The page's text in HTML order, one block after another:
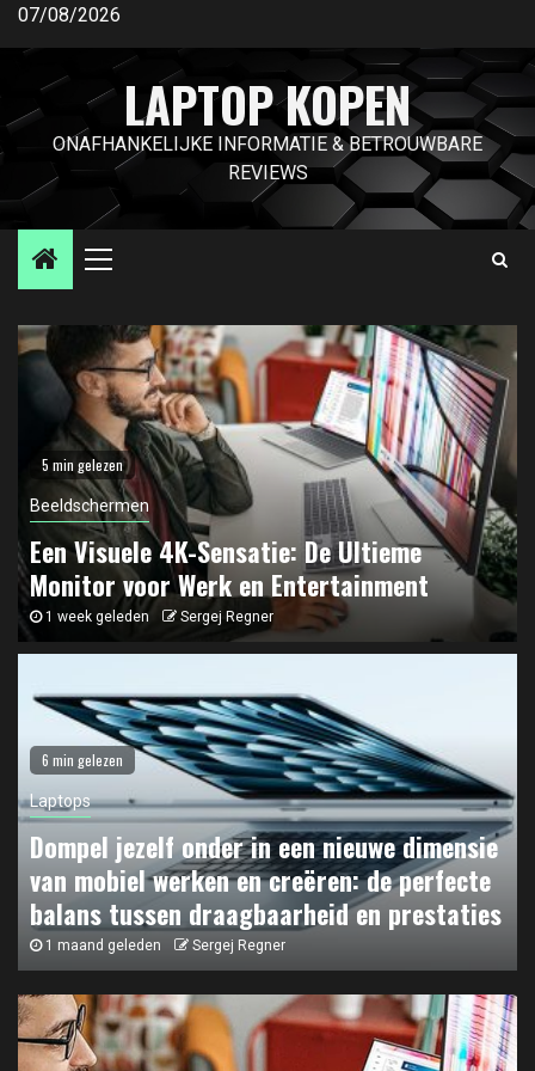
Ga07/08/2026
LAPTOP KOPEN
ONAFHANKELIJKE INFORMATIE & BETROUWBARE
REVIEWS
Primair
1
Beeldschermen
Een Visuele 4K-Sensatie: De Ultieme Monitor voor
Werk en Entertainment
5 min gelezen
Beeldschermen
Een Visuele 4K-Sensatie: De Ultieme
Monitor voor Werk en Entertainment
1 week geleden Sergej Regner
6 min gelezen
Laptops
Dompel jezelf onder in een nieuwe dimensie
van mobiel werken en creëren: de perfecte
balans tussen draagbaarheid en prestaties
1 maand geleden Sergej Regner